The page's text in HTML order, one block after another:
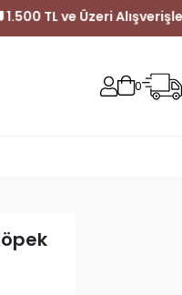
Kargo!🚚 1.500 TL ve
0